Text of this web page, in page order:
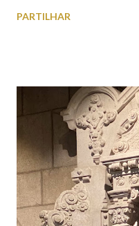
cobres entre muitos
(2019.10.25) Feira Semanal
Feira Semanal em Viana do
em Viana do Castelo
Castelo (2019.10.25) Feira
(2019.10.25)
PARTILHAR